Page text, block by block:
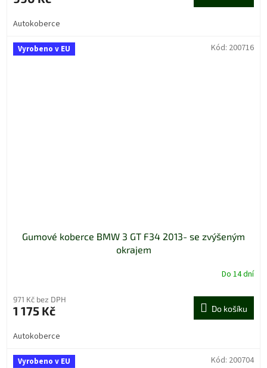
Autokoberce
Vyrobeno v EU
Gumové koberce BMW 3 GT F34 2013- se zvýšeným
okrajem
Do 14 dní
971 Kč bez DPH
1 175 Kč Do košíku
Autokoberce
Kód: 200716
Vyrobeno v EU Kód: 200704